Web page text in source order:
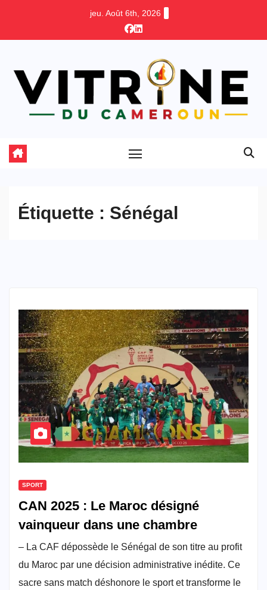
jeu. Août 6th, 2026
Étiquette : Sénégal
SPORT
CAN 2025 : Le Maroc désigné
vainqueur dans une chambre
– La CAF dépossède le Sénégal de son titre au profit
du Maroc par une décision administrative inédite. Ce
sacre sans match déshonore le sport et transforme le